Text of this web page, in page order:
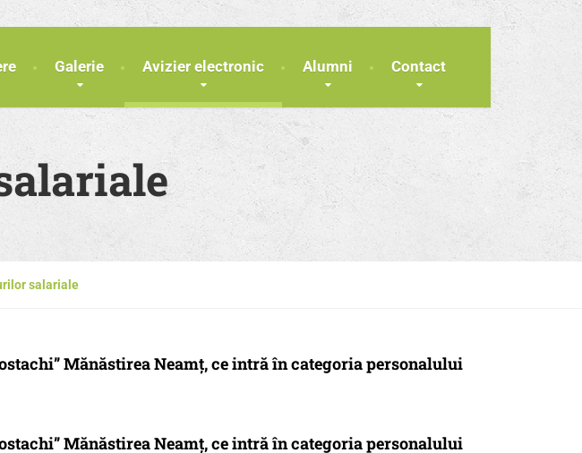
Galerie Avizier electronic Alumni Contact
salariale
Mănăstirea Neamț, ce intră în categoria personalului
Mănăstirea Neamț, ce intră în categoria personalului